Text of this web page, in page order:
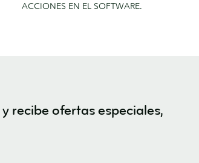
ACCIONES EN EL SOFTWARE.
y recibe ofertas especiales,